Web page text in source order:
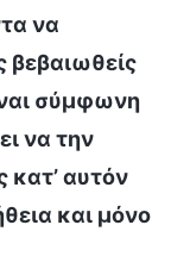
να
βεβαιωθείς
σύμφωνη
να την
κατ’ αυτόν
και μόνο